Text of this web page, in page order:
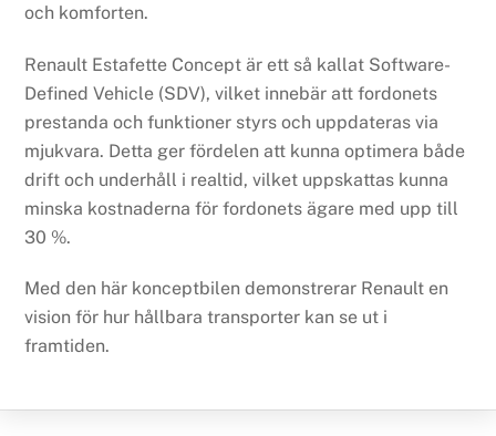
och komforten.
Renault Estafette Concept är ett så kallat Software-
Defined Vehicle (SDV), vilket innebär att fordonets
prestanda och funktioner styrs och uppdateras via
mjukvara. Detta ger fördelen att kunna optimera både
drift och underhåll i realtid, vilket uppskattas kunna
minska kostnaderna för fordonets ägare med upp till
30 %.
Med den här konceptbilen demonstrerar Renault en
vision för hur hållbara transporter kan se ut i
framtiden.